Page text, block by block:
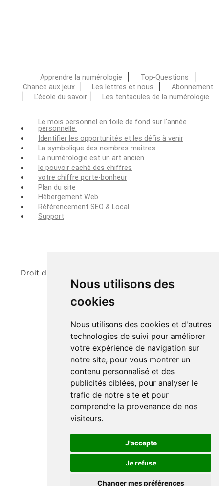
Nous utilisons des
cookies
Nous utilisons des cookies et d'autres
technologies de suivi pour améliorer
votre expérience de navigation sur
notre site, pour vous montrer un
contenu personnalisé et des
publicités ciblées, pour analyser le
trafic de notre site et pour
comprendre la provenance de nos
visiteurs.
J'accepte
Je refuse
Changer mes préférences
Apprendre la numérologie Top-Questions
Chance aux jeux Les lettres et nous Abonnement
L'école du savoir Les tentacules de la numérologie
Le mois personnel en toile de fond sur l'année
personnelle.
Identifier les opportunités et les défis à venir
La symbolique des nombres maîtres
La numérologie est un art ancien
le pouvoir caché des chiffres
votre chiffre porte-bonheur
Plan du site
Hébergement Web
Référencement SEO & Local
Support
Droit d'auteur ©2009 ma-numerologie-gratuite.fr